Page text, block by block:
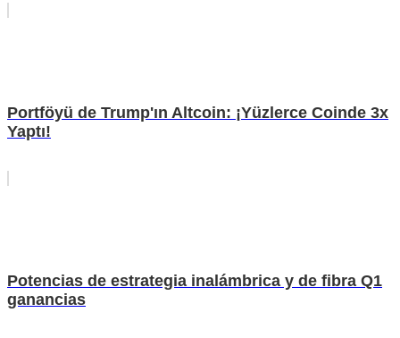
Portföyü de Trump'ın Altcoin: ¡Yüzlerce Coinde 3x
Yaptı!
Potencias de estrategia inalámbrica y de fibra Q1
ganancias